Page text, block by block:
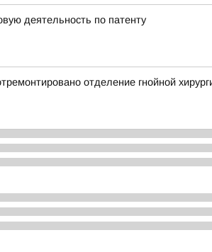
деятельность по патенту
отделение гнойной